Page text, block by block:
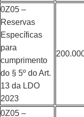
0Z05 –
Reservas
Específicas
para
cumprimento
do § 5º do Art.
13 da LDO
2023
0Z05 –